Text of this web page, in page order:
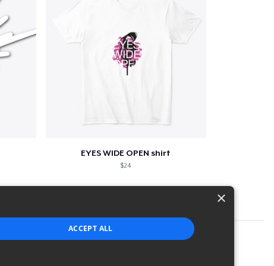
EYES WIDE OPEN shirt
$24
×
ACCEPT ALL